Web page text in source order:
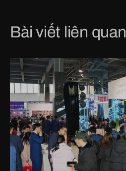
Bài viết liên quan